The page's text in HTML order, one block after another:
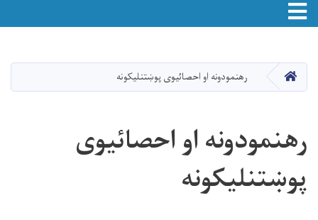
دانګل
Toggle navigation
HOME رهنمودونه او احصائیوی پوښتنلیکونه
رهنمودونه او احصائیوی
پوښتنلیکونه